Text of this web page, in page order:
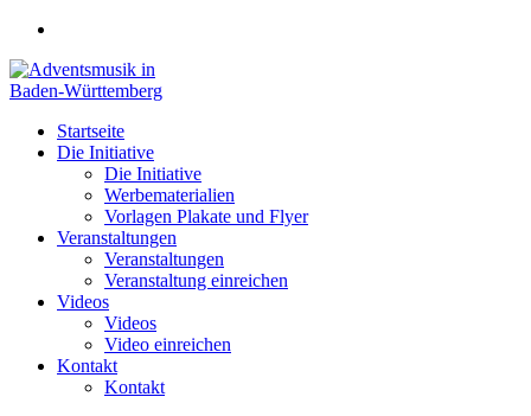
Zum
springen
Startseite
Die Initiative
Die Initiative
Werbematerialien
Vorlagen Plakate und Flyer
Veranstaltungen
Veranstaltungen
Veranstaltung einreichen
Videos
Videos
Video einreichen
Kontakt
Kontakt